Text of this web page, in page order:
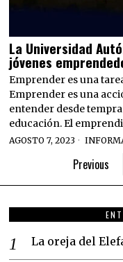
La Universidad
jóvenes
Emprender es una
Emprender es una
entender desde
educación. El
AGOSTO 7, 2023
Previous
La oreja del